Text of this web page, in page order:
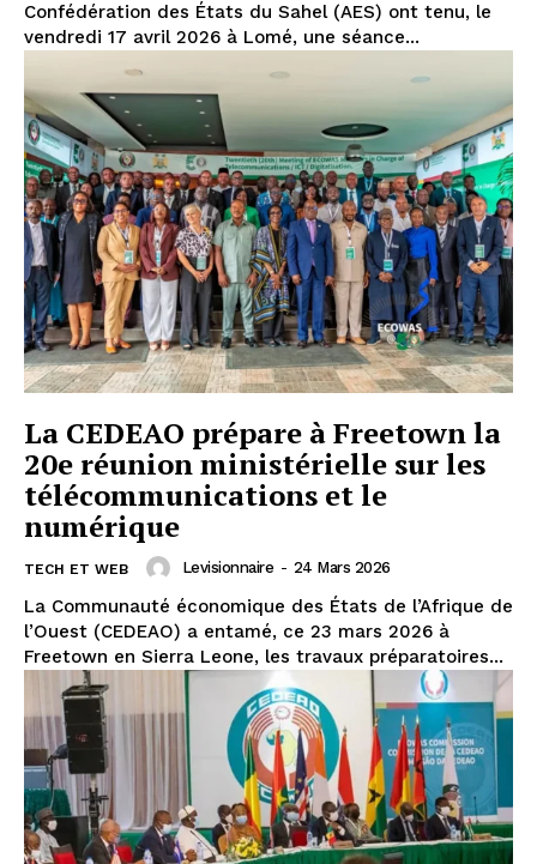
Confédération des États du Sahel (AES) ont tenu, le
vendredi 17 avril 2026 à Lomé, une séance...
La CEDEAO prépare à Freetown la
20e réunion ministérielle sur les
télécommunications et le
numérique
TECH ET WEB Levisionnaire - 24 Mars 2026
La Communauté économique des États de l’Afrique de
l’Ouest (CEDEAO) a entamé, ce 23 mars 2026 à
Freetown en Sierra Leone, les travaux préparatoires...